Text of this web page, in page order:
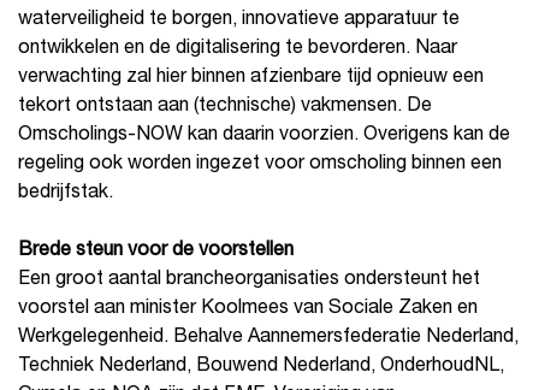
waterveiligheid te borgen, innovatieve apparatuur te
ontwikkelen en de digitalisering te bevorderen. Naar
verwachting zal hier binnen afzienbare tijd opnieuw een
tekort ontstaan aan (technische) vakmensen. De
Omscholings-NOW kan daarin voorzien. Overigens kan de
regeling ook worden ingezet voor omscholing binnen een
bedrijfstak.
Brede steun voor de voorstellen
Een groot aantal brancheorganisaties ondersteunt het
voorstel aan minister Koolmees van Sociale Zaken en
Werkgelegenheid. Behalve Aannemersfederatie Nederland,
Techniek Nederland, Bouwend Nederland, OnderhoudNL,